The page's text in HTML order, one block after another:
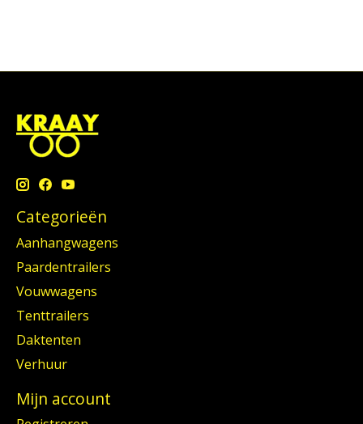
Categorieën
Aanhangwagens
Paardentrailers
Vouwwagens
Tenttrailers
Daktenten
Verhuur
Mijn account